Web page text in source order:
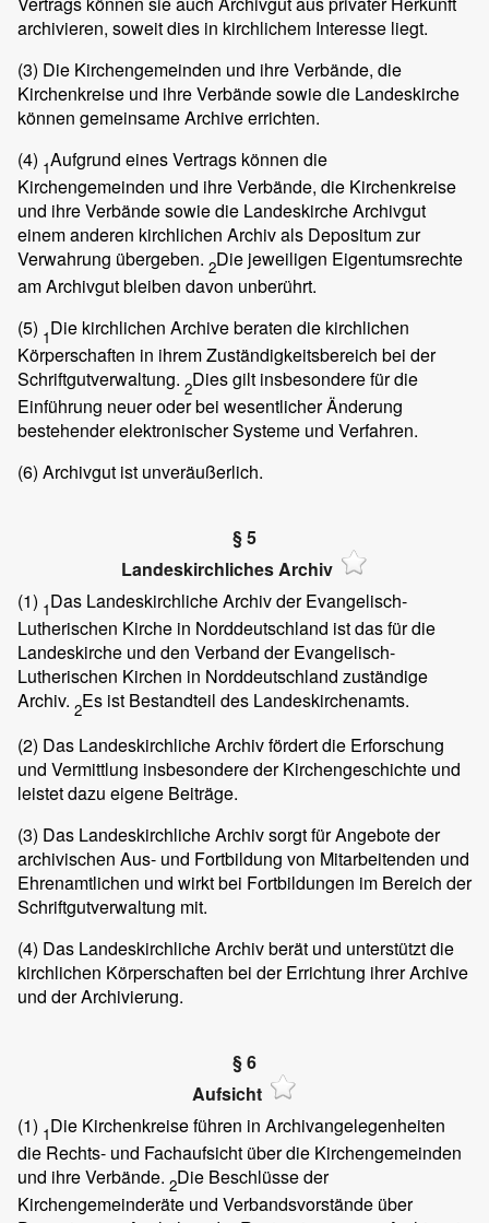
archivieren, soweit dies in kirchlichem Interesse liegt.
(3) Die Kirchengemeinden und ihre Verbände, die
Kirchenkreise und ihre Verbände sowie die Landeskirche
können gemeinsame Archive errichten.
(4) 1Aufgrund eines Vertrags können die
Kirchengemeinden und ihre Verbände, die Kirchenkreise
und ihre Verbände sowie die Landeskirche Archivgut
einem anderen kirchlichen Archiv als Depositum zur
Verwahrung übergeben. 2Die jeweiligen Eigentumsrechte
am Archivgut bleiben davon unberührt.
(5) 1Die kirchlichen Archive beraten die kirchlichen
Körperschaften in ihrem Zuständigkeitsbereich bei der
Schriftgutverwaltung. 2Dies gilt insbesondere für die
Einführung neuer oder bei wesentlicher Änderung
bestehender elektronischer Systeme und Verfahren.
(6) Archivgut ist unveräußerlich.
§ 5
Landeskirchliches Archiv
(1) 1Das Landeskirchliche Archiv der Evangelisch-
Lutherischen Kirche in Norddeutschland ist das für die
Landeskirche und den Verband der Evangelisch-
Lutherischen Kirchen in Norddeutschland zuständige
Archiv. 2Es ist Bestandteil des Landeskirchenamts.
(2) Das Landeskirchliche Archiv fördert die Erforschung
und Vermittlung insbesondere der Kirchengeschichte und
leistet dazu eigene Beiträge.
(3) Das Landeskirchliche Archiv sorgt für Angebote der
archivischen Aus- und Fortbildung von Mitarbeitenden und
Ehrenamtlichen und wirkt bei Fortbildungen im Bereich der
Schriftgutverwaltung mit.
(4) Das Landeskirchliche Archiv berät und unterstützt die
kirchlichen Körperschaften bei der Errichtung ihrer Archive
und der Archivierung.
§ 6
Aufsicht
(1) 1Die Kirchenkreise führen in Archivangelegenheiten
die Rechts- und Fachaufsicht über die Kirchengemeinden
und ihre Verbände. 2Die Beschlüsse der
Kirchengemeinderäte und Verbandsvorstände über